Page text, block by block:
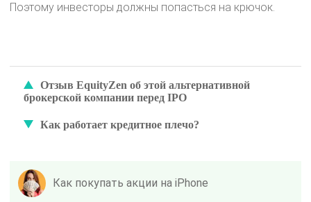
Поэтому инвесторы должны попасться на крючок.
Отзыв EquityZen об этой альтернативной
брокерской компании перед IPO
Как работает кредитное плечо?
Как покупать акции на iPhone